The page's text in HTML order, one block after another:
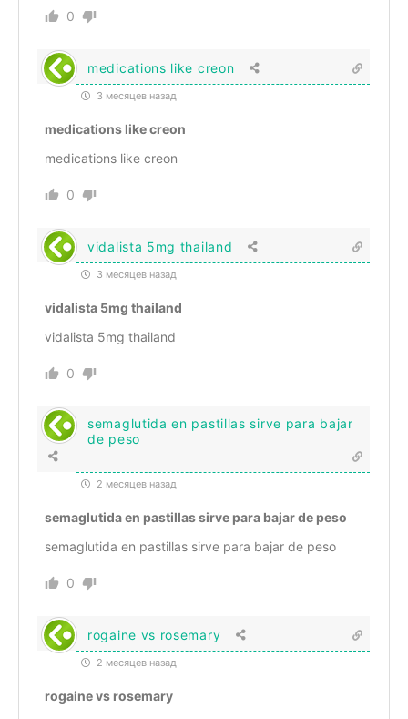
0
medications like creon
3 месяцев назад
medications like creon
medications like creon
0
vidalista 5mg thailand
3 месяцев назад
vidalista 5mg thailand
vidalista 5mg thailand
0
semaglutida en pastillas sirve para bajar
de peso
2 месяцев назад
semaglutida en pastillas sirve para bajar de peso
semaglutida en pastillas sirve para bajar de peso
0
rogaine vs rosemary
2 месяцев назад
rogaine vs rosemary